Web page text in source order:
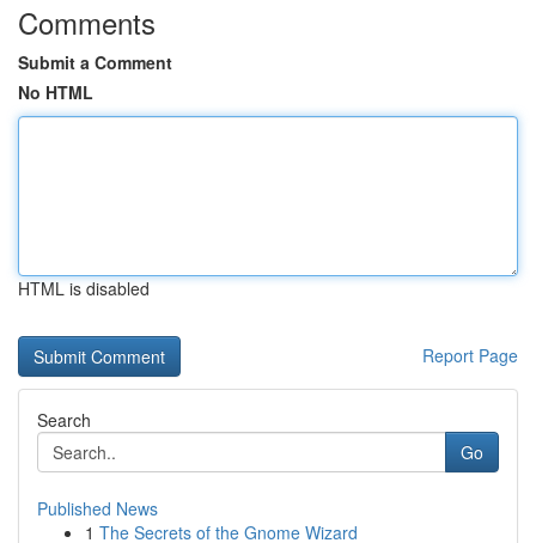
Comments
Submit a Comment
No HTML
HTML is disabled
Report Page
Search
Go
Published News
1 The Secrets of the Gnome Wizard